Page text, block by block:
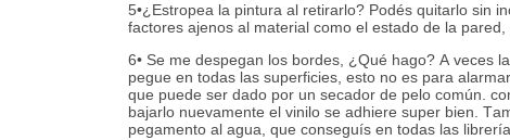
5•¿Estropea la pintura al retirarlo? Podés quitarlo sin
factores ajenos al material como el estado de la
6• Se me despegan los bordes, ¿Qué hago? A veces
pegue en todas las superficies, esto no es para
que puede ser dado por un secador de pelo común.
bajarlo nuevamente el vinilo se adhiere super bien.
pegamento al agua, que conseguís en todas las